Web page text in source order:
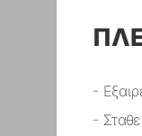
-
-